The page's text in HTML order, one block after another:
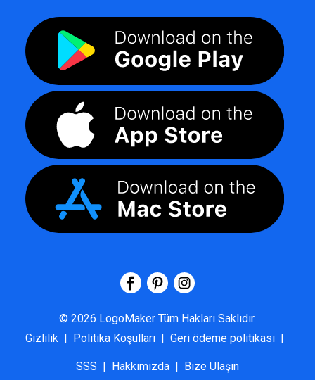
© 2026 LogoMaker Tüm Hakları Saklıdır.
Gizlilik | Politika Koşulları | Geri ödeme politikası |
SSS | Hakkımızda | Bize Ulaşın